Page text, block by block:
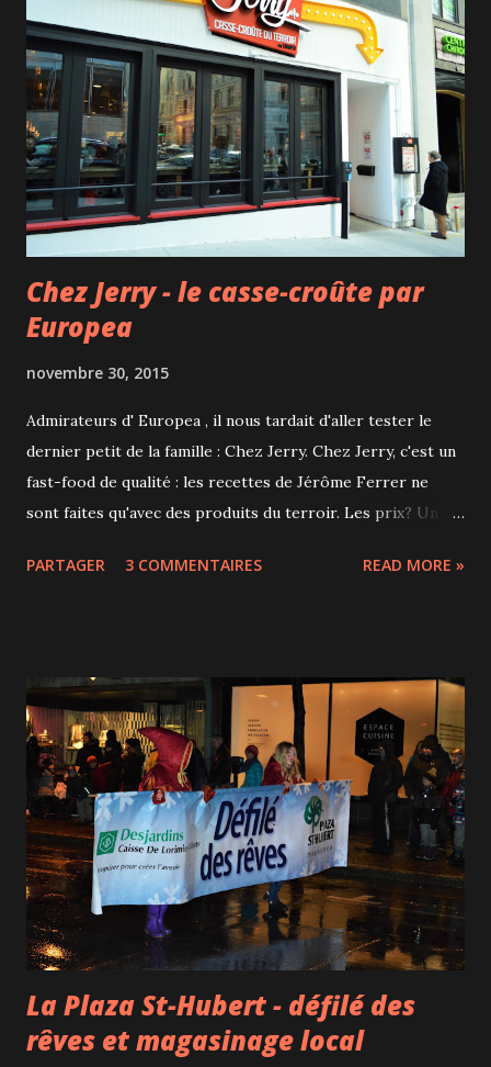
Chez Jerry - le casse-croûte par
Europea
novembre 30, 2015
Admirateurs d' Europea , il nous tardait d'aller tester le
dernier petit de la famille : Chez Jerry. Chez Jerry, c'est un
fast-food de qualité : les recettes de Jérôme Ferrer ne
sont faites qu'avec des produits du terroir. Les prix? Un
comparable, et surtout pas la nourriture. L'espace est
grilled cheese dans de "petits" paniers. La poutine sauce
Jerry, foie gras et crème de champignons, comprend une
délicieuse petite tranche de foie gras mi-cuit. Le grilled
cheese bien beurré avec sa salade Et voyez la taille du
cookie! Le jour où nous y étions, la lichette de crème
glacée était offerte! Chaque plat était vraiment excellent,
on sent l'ef...
PARTAGER 3 COMMENTAIRES READ MORE »
La Plaza St-Hubert - défilé des
rêves et magasinage local